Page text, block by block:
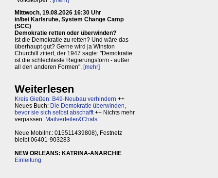
Mittwoch, 19.08.2026 16:30 Uhr
in/bei Karlsruhe, System Change Camp
(SCC)
Demokratie retten oder überwinden?
Ist die Demokratie zu retten? Und wäre das
überhaupt gut? Gerne wird ja Winston
Churchill zitiert, der 1947 sagte: "Demokratie
ist die schlechteste Regierungsform - außer
all den anderen Formen". [mehr]
Weiterlesen
Kreis Gießen: B49-Neubau verhindern ++
Neues Buch: Die Demokratie überwinden,
bevor sie sich selbst abschafft++ Nichts mehr
verpassen: Mailverteiler&Chats
Neue Mobilnr.: 015511439808), Festnetz
bleibt 06401-903283
NEW ORLEANS: KATRINA-ANARCHIE
Einleitung